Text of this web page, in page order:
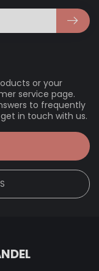
or your
service page.
to frequently
in touch with us.